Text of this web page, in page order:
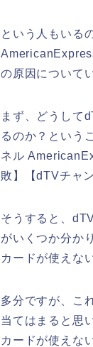
という人もいる
の原因について
まず、どうして
るのか？という
ネル
敗】【dTVチャ
そうすると、
がいくつか分か
カードが使えな
多分ですが、こ
当てはまると思
カードが使えな